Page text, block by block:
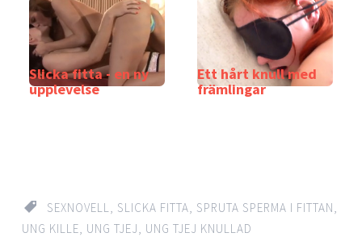
Slicka fitta - en ny
upplevelse
Ett hårt knull med
främlingar
SEXNOVELL, SLICKA FITTA, SPRUTA SPERMA I FITTAN,
UNG KILLE, UNG TJEJ, UNG TJEJ KNULLAD